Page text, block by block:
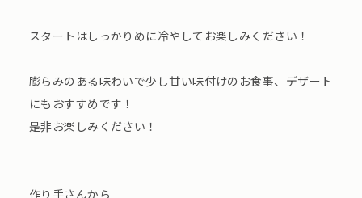
スタートはしっかりめに冷やしてお楽しみください！
膨らみのある味わいで少し甘い味付けのお食事、デザート
にもおすすめです！
是非お楽しみください！
作り手さんから